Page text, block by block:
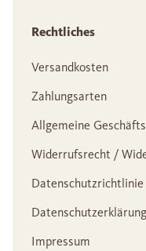
Rechtliches
Versandkosten
Zahlungsarten
Allgemeine
Widerrufsrecht /
Datenschutzrichtlinie
Impressum